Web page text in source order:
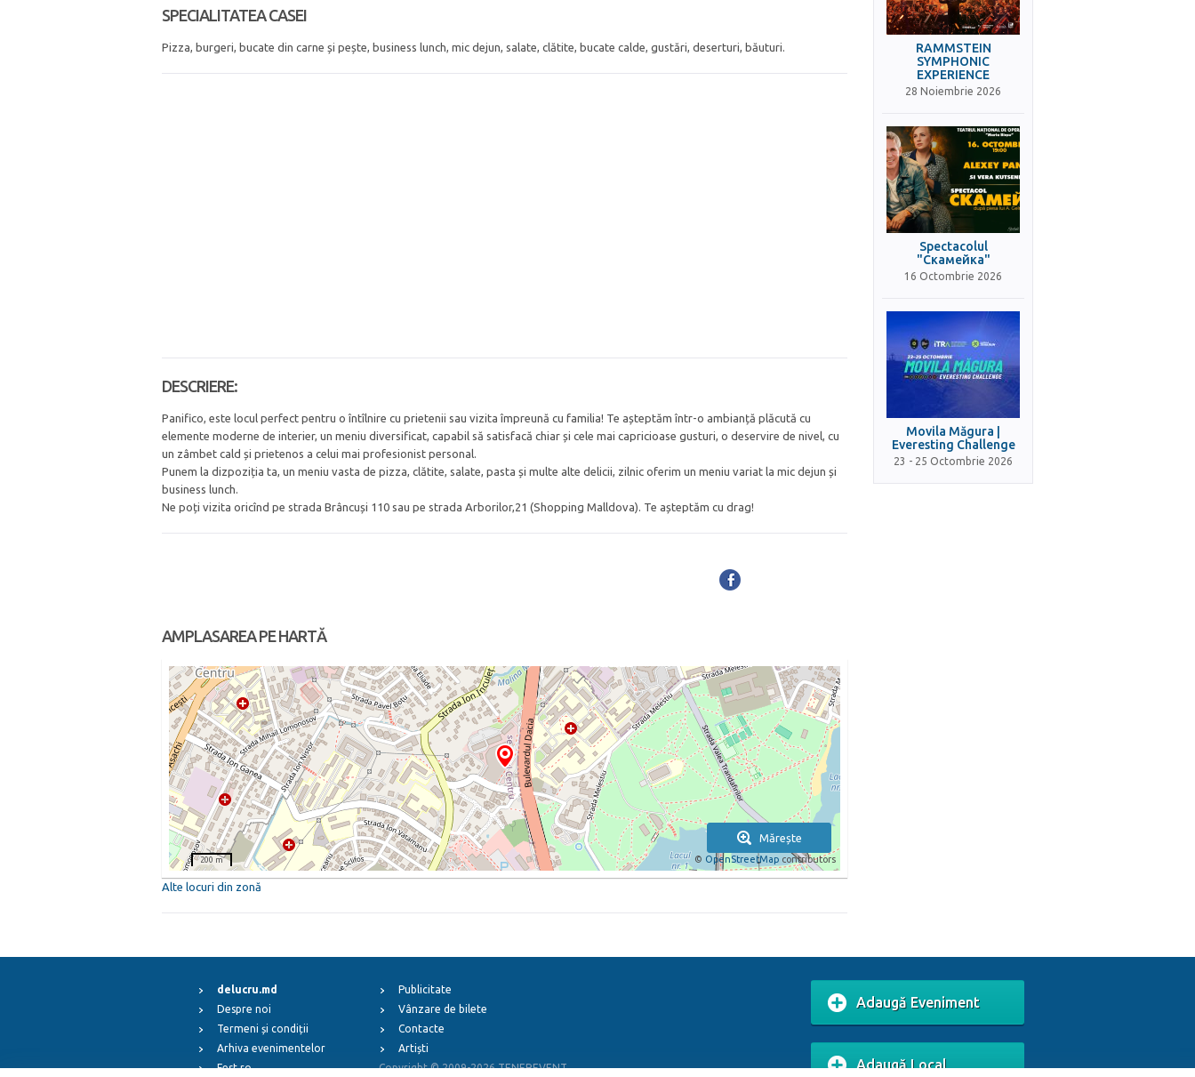
SPECIALITATEA CASEI
Pizza, burgeri, bucate din carne și pește, business lunch, mic dejun, salate, clătite, bucate calde, gustări, deserturi, băuturi.
DESCRIERE:
Panifico, este locul perfect pentru o întîlnire cu prietenii sau vizita împreună cu familia! Te așteptăm într-o ambianță plăcută cu
elemente moderne de interier, un meniu diversificat, capabil să satisfacă chiar și cele mai capricioase gusturi, o deservire de nivel, cu
un zâmbet cald și prietenos a celui mai profesionist personal.
Punem la dizpoziția ta, un meniu vasta de pizza, clătite, salate, pasta și multe alte delicii, zilnic oferim un meniu variat la mic dejun și
business lunch.
Ne poți vizita oricînd pe strada Brâncuși 110 sau pe strada Arborilor,21 (Shopping Malldova). Te așteptăm cu drag!
AMPLASAREA PE HARTĂ
Mărește
© OpenStreetMap contributors
200 m
Alte locuri din zonă
RAMMSTEIN
SYMPHONIC
EXPERIENCE
28 Noiembrie 2026
Spectacolul
"Скамейка"
16 Octombrie 2026
Movila Măgura |
Everesting Challenge
23 - 25 Octombrie 2026
delucru.md
Despre noi
Termeni și condiții
Arhiva evenimentelor
Fest.ro
Publicitate
Vânzare de bilete
Contacte
Artiști
Copyright © 2009-2026TENEREVENT
Adaugă Eveniment
Adaugă Local